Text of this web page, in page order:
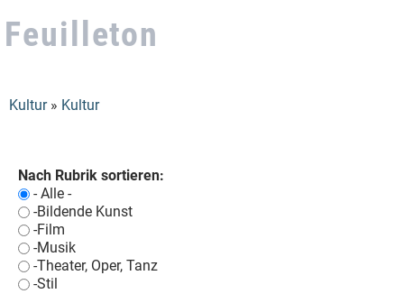
Feuilleton
Sie sind hier
Kultur» Kultur
Nach Rubrik sortieren:
- Alle -
-Bildende Kunst
-Film
-Musik
-Theater, Oper, Tanz
-Stil